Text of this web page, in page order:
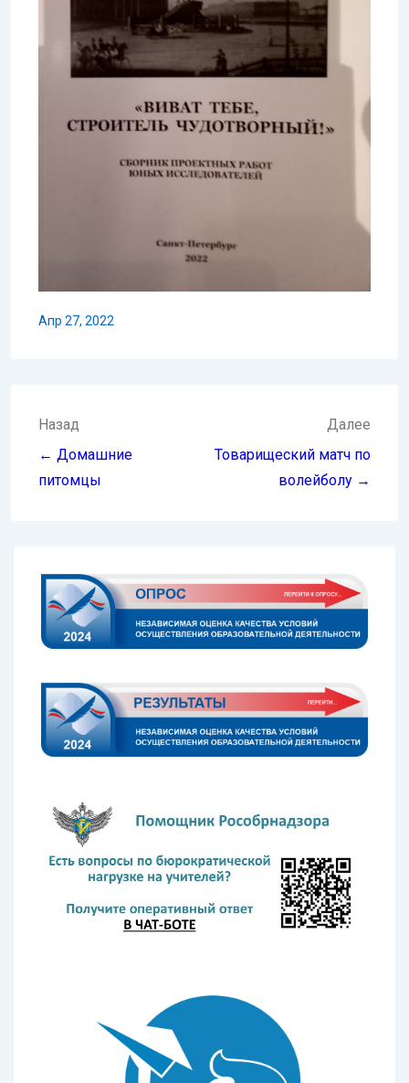
Апр 27, 2022
Навигация
по
записям
Назад
← Домашние
питомцы
Далее
Товарищеский матч по
волейболу →